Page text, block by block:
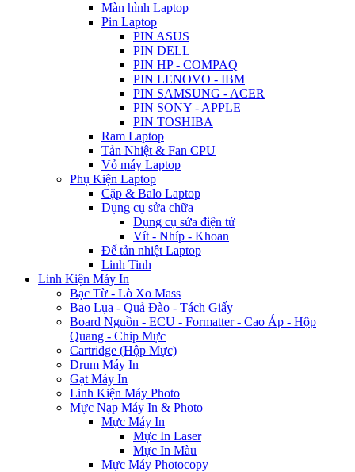
Màn hình Laptop
Pin Laptop
PIN ASUS
PIN DELL
PIN HP - COMPAQ
PIN LENOVO - IBM
PIN SAMSUNG - ACER
PIN SONY - APPLE
PIN TOSHIBA
Ram Laptop
Tản Nhiệt & Fan CPU
Vỏ máy Laptop
Phụ Kiện Laptop
Cặp & Balo Laptop
Dụng cụ sửa chữa
Dụng cụ sửa điện tử
Vít - Nhíp - Khoan
Đế tản nhiệt Laptop
Linh Tinh
Linh Kiện Máy In
Bạc Từ - Lò Xo Mass
Bao Lụa - Quả Đào - Tách Giấy
Board Nguồn - ECU - Formatter - Cao Áp - Hộp
Quang - Chip Mực
Cartridge (Hộp Mực)
Drum Máy In
Gạt Máy In
Linh Kiện Máy Photo
Mực Nạp Máy In & Photo
Mực Máy In
Mực In Laser
Mực In Màu
Mực Máy Photocopy